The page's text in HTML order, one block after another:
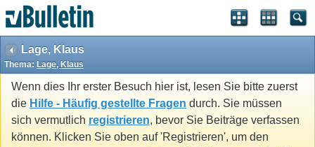
Lage, Klaus
Thema: Lage, Klaus
Wenn dies Ihr erster Besuch hier ist, lesen Sie bitte zuerst
die Hilfe - Häufig gestellte Fragen durch. Sie müssen
sich vermutlich registrieren, bevor Sie Beiträge verfassen
können. Klicken Sie oben auf 'Registrieren', um den